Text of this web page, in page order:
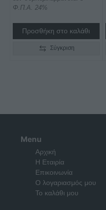
Φ.Π.Α. 24%
Προσθήκη στο καλάθι
Σύγκριση
Menu
Αρχική
Η Εταιρία
Επικοινωνία
Ο λογαριασμός μου
Το καλάθι μου